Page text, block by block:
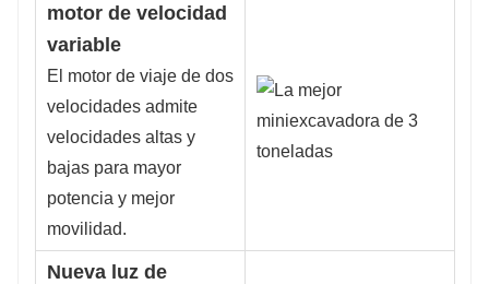
motor de velocidad
variable
El motor de viaje de dos
velocidades admite
velocidades altas y
bajas para mayor
potencia y mejor
movilidad.
Nueva luz de